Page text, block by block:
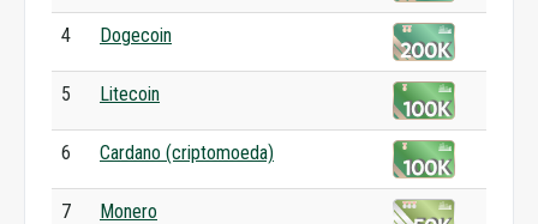
4 Dogecoin
5 Litecoin
6 Cardano (criptomoeda)
7 Monero